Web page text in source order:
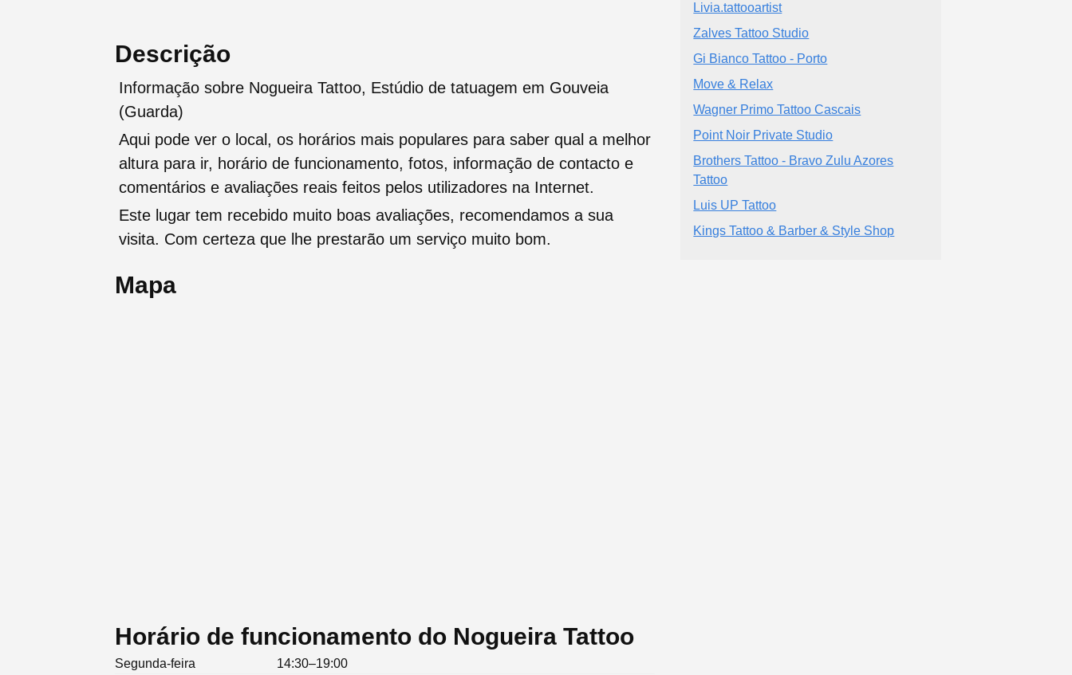
Descrição
Informação sobre Nogueira Tattoo, Estúdio de tatuagem em Gouveia
(Guarda)
Aqui pode ver o local, os horários mais populares para saber qual a melhor
altura para ir, horário de funcionamento, fotos, informação de contacto e
comentários e avaliações reais feitos pelos utilizadores na Internet.
Este lugar tem recebido muito boas avaliações, recomendamos a sua
visita. Com certeza que lhe prestarão um serviço muito bom.
Mapa
Horário de funcionamento do Nogueira Tattoo
Segunda-feira
14:30–19:00
Livia.tattooartist
Zalves Tattoo Studio
Gi Bianco Tattoo - Porto
Move & Relax
Wagner Primo Tattoo Cascais
Point Noir Private Studio
Brothers Tattoo - Bravo Zulu Azores
Tattoo
Luis UP Tattoo
Kings Tattoo & Barber & Style Shop